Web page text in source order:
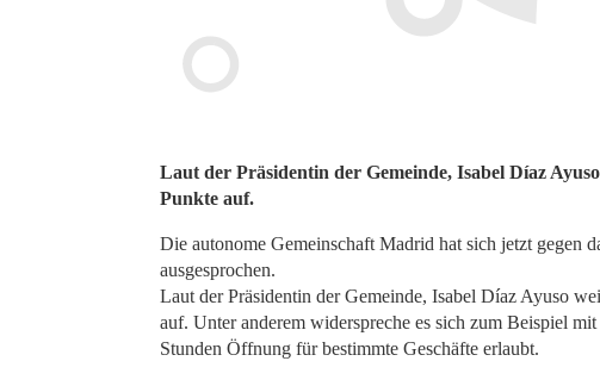
Laut der Präsidentin der Gemeinde, Isabel Díaz
Punkte auf.
Die autonome Gemeinschaft Madrid hat sich jetzt gegen
ausgesprochen.
Laut der Präsidentin der Gemeinde, Isabel Díaz Ayuso
auf. Unter anderem widerspreche es sich zum Beispiel
Stunden Öffnung für bestimmte Geschäfte erlaubt.